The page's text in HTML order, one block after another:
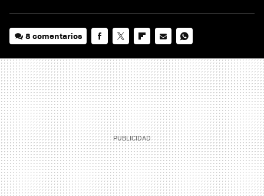
8 comentarios
MAIL